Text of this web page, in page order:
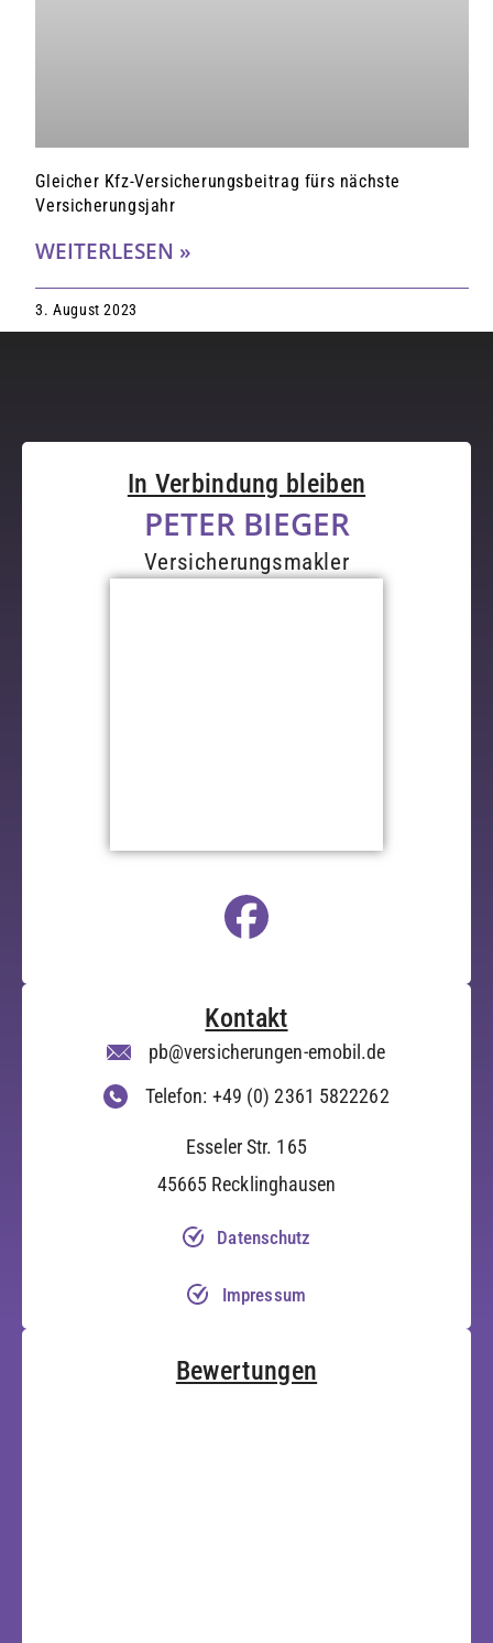
Gleicher Kfz-Versicherungsbeitrag fürs nächste
Versicherungsjahr
WEITERLESEN »
3. August 2023
In Verbindung bleiben
PETER BIEGER
Versicherungsmakler
Kontakt
pb@versicherungen-emobil.de
Telefon: +49 (0) 2361 5822262
Esseler Str. 165
45665 Recklinghausen
Datenschutz
Impressum
Bewertungen